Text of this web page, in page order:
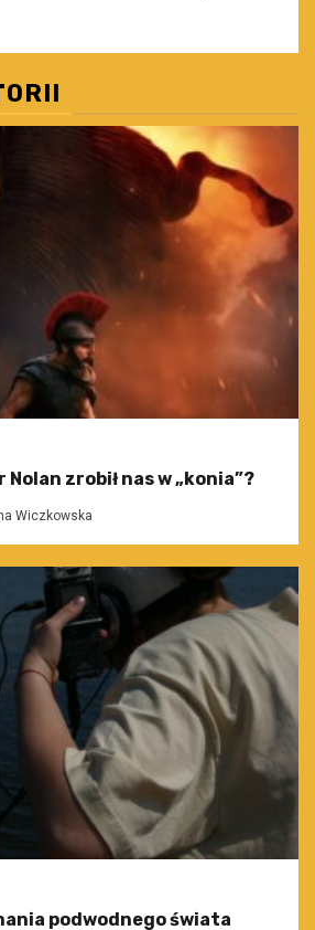
zrobił nas w „konia”?
Wiczkowska
podwodnego świata